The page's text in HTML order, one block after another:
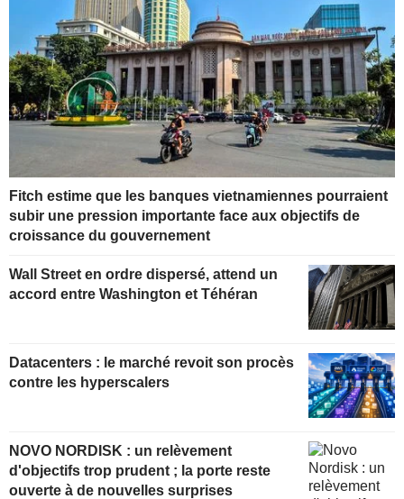
Fitch estime que les banques vietnamiennes pourraient
subir une pression importante face aux objectifs de
croissance du gouvernement
Wall Street en ordre dispersé, attend un
accord entre Washington et Téhéran
Datacenters : le marché revoit son procès
contre les hyperscalers
NOVO NORDISK : un relèvement
d'objectifs trop prudent ; la porte reste
ouverte à de nouvelles surprises